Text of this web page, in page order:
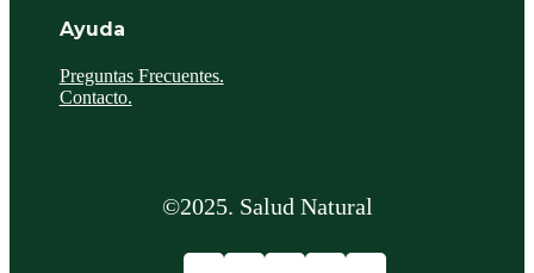
Ayuda
Preguntas Frecuentes.
Contacto.
©2025. Salud Natural